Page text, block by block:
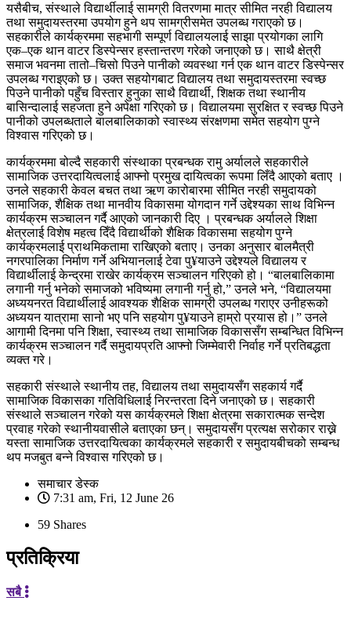
यसैबीच, संस्थाले विद्यार्थीलाई सामग्री वितरणमा मात्र सीमित नरही विद्यालय
तथा समुदायस्तरमा उपयोग हुने थप सामग्रीसमेत उपलब्ध गराएको छ।
सहकारीले कार्यक्रममा सहभागी सम्पूर्ण विद्यालयलाई साझा प्रयोगका लागि
एक–एक थान वाटर डिस्पेन्सर हस्तान्तरण गरेको जनाएको छ। साथै क्षेत्री
समाज भवनमा तातो–चिसो पिउने पानीको व्यवस्था गर्न एक थान वाटर डिस्पेन्सर
उपलब्ध गराइएको छ। उक्त सहयोगबाट विद्यालय तथा समुदायस्तरमा स्वच्छ
पिउने पानीको पहुँच विस्तार हुनुका साथै विद्यार्थी, शिक्षक तथा स्थानीय
बासिन्दालाई सहजता हुने अपेक्षा गरिएको छ। विद्यालयमा सुरक्षित र स्वच्छ पिउने
पानीको उपलब्धताले बालबालिकाको स्वास्थ्य संरक्षणमा समेत सहयोग पुग्ने
विश्वास गरिएको छ।
कार्यक्रममा बोल्दै सहकारी संस्थाका प्रबन्धक रामु अर्यालले सहकारीले
सामाजिक उत्तरदायित्वलाई आफ्नो प्रमुख दायित्वका रूपमा लिँदै आएको बताए ।
उनले सहकारी केवल बचत तथा ऋण कारोबारमा सीमित नरही समुदायको
सामाजिक, शैक्षिक तथा मानवीय विकासमा योगदान गर्ने उद्देश्यका साथ विभिन्न
कार्यक्रम सञ्चालन गर्दै आएको जानकारी दिए । प्रबन्धक अर्यालले शिक्षा
क्षेत्रलाई विशेष महत्व दिँदै विद्यार्थीको शैक्षिक विकासमा सहयोग पुग्ने
कार्यक्रमलाई प्राथमिकतामा राखिएको बताए। उनका अनुसार बालमैत्री
नगरपालिका निर्माण गर्ने अभियानलाई टेवा पु¥याउने उद्देश्यले विद्यालय र
विद्यार्थीलाई केन्द्रमा राखेर कार्यक्रम सञ्चालन गरिएको हो। “बालबालिकामा
लगानी गर्नु भनेको समाजको भविष्यमा लगानी गर्नु हो,” उनले भने, “विद्यालयमा
अध्ययनरत विद्यार्थीलाई आवश्यक शैक्षिक सामग्री उपलब्ध गराएर उनीहरूको
अध्ययन यात्रामा सानो भए पनि सहयोग पु¥याउने हाम्रो प्रयास हो।” उनले
आगामी दिनमा पनि शिक्षा, स्वास्थ्य तथा सामाजिक विकाससँग सम्बन्धित विभिन्न
कार्यक्रम सञ्चालन गर्दै समुदायप्रति आफ्नो जिम्मेवारी निर्वाह गर्ने प्रतिबद्धता
व्यक्त गरे।
सहकारी संस्थाले स्थानीय तह, विद्यालय तथा समुदायसँग सहकार्य गर्दै
सामाजिक विकासका गतिविधिलाई निरन्तरता दिने जनाएको छ। सहकारी
संस्थाले सञ्चालन गरेको यस कार्यक्रमले शिक्षा क्षेत्रमा सकारात्मक सन्देश
प्रवाह गरेको स्थानीयवासीले बताएका छन्। समुदायसँग प्रत्यक्ष सरोकार राख्ने
यस्ता सामाजिक उत्तरदायित्वका कार्यक्रमले सहकारी र समुदायबीचको सम्बन्ध
थप मजबुत बन्ने विश्वास गरिएको छ।
समाचार डेस्क
7:31 am, Fri, 12 June 26
59 Shares
प्रतिक्रिया
सबै